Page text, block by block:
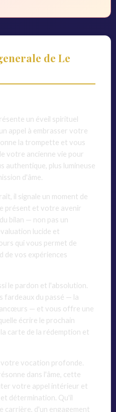
de Le
un éveil spirituel
appel à embrasser votre
la trompette et vous
votre ancienne vie pour
authentique, plus lumineuse
d'âme.
il signale un moment de
présent et votre avenir
bilan — non pas un
lucide et
qui vous permet de
de vos expériences
le pardon et l'absolution.
fardeaux du passé — la
— et vous offre une
écrire le prochain
carte de la rédemption et
votre vocation profonde.
dans l'âme, cette
votre appel intérieur et
détermination. Qu'il
carrière, d'un engagement